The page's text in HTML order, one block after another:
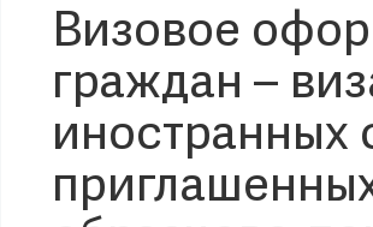
Визовое
граждан –
иностранных